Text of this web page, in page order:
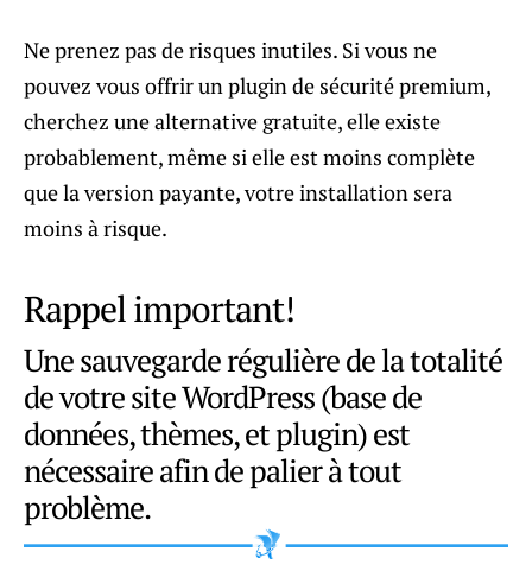
Ne prenez pas de risques inutiles. Si vous ne
pouvez vous offrir un plugin de sécurité premium,
cherchez une alternative gratuite, elle existe
probablement, même si elle est moins complète
que la version payante, votre installation sera
moins à risque.
Rappel important!
Une sauvegarde régulière de la totalité
de votre site WordPress (base de
données, thèmes, et plugin) est
nécessaire afin de palier à tout
problème.